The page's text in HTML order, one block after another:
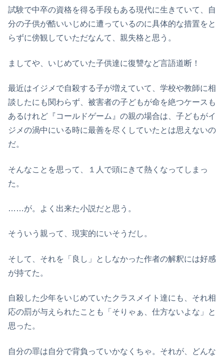
試験で中卒の資格を得る手段もある現代に生きていて、自
分の子供が酷いいじめに遭っているのに具体的な措置をと
らずに傍観していただなんて、親失格と思う。
ましてや、いじめていた子供達に復讐など言語道断！
最近はイジメで自殺する子が増えていて、学校や教師に相
談したにも関わらず、被害者の子どもが命を絶つケースも
あるけれど『コールドゲーム』の親の場合は、子どもがイ
ジメの渦中にいる時に最善を尽くしていたとは思えないの
だ。
そんなことを思って、１人で頭にきて熱くなってしまっ
た。
……が。よく出来た小説だと思う。
そういう親って、現実的にいそうだし。
そして、それを「良し」としなかった作者の解釈には好感
が持てた。
自殺した少年をいじめていたクラスメイト達にも、それ相
応の罰が与えられたことも「そりゃぁ、仕方ないよな」と
思った。
自分の罪は自分で背負っていかなくちゃ。それが、どんな